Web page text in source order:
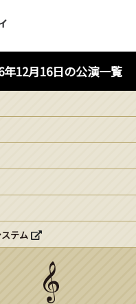
西新井
文化ホール
年12月16日の公演一覧
テム